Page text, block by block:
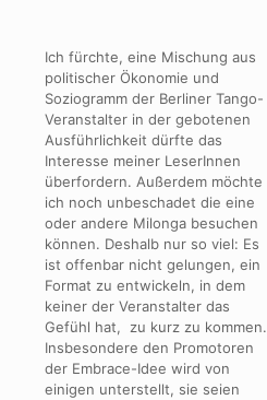
Ich fürchte, eine Mischung aus
politischer Ökonomie und
Soziogramm der Berliner Tango-
Veranstalter in der gebotenen
Ausführlichkeit dürfte das
Interesse meiner LeserInnen
überfordern. Außerdem möchte
ich noch unbeschadet die eine
oder andere Milonga besuchen
können. Deshalb nur so viel: Es
ist offenbar nicht gelungen, ein
Format zu entwickeln, in dem
keiner der Veranstalter das
Gefühl hat, zu kurz zu kommen.
Insbesondere den Promotoren
der Embrace-Idee wird von
einigen unterstellt, sie seien